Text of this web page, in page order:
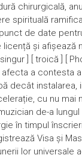
chirurgicală,
spirituală
de date
și afișează
] [ troică ] [
a contesta
decât
cu nu
de-a
în timpul
Visa și
lor universale